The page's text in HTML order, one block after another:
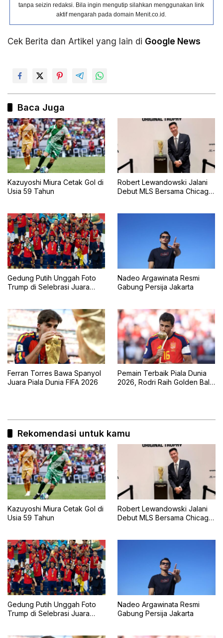
tanpa seizin redaksi. Bila ingin mengutip silahkan menggunakan link
aktif mengarah pada domain Menit.co.id.
Cek Berita dan Artikel yang lain di Google News
Baca Juga
Kazuyoshi Miura Cetak Gol di
Usia 59 Tahun
Robert Lewandowski Jalani
Debut MLS Bersama Chicago
Gedung Putih Unggah Foto
Trump di Selebrasi Juara
Nadeo Argawinata Resmi
Gabung Persija Jakarta
Ferran Torres Bawa Spanyol
Juara Piala Dunia FIFA 2026
Pemain Terbaik Piala Dunia
2026, Rodri Raih Golden Ball
Rekomendasi untuk kamu
Kazuyoshi Miura Cetak Gol di
Usia 59 Tahun
Robert Lewandowski Jalani
Debut MLS Bersama Chicago
Gedung Putih Unggah Foto
Trump di Selebrasi Juara
Nadeo Argawinata Resmi
Gabung Persija Jakarta